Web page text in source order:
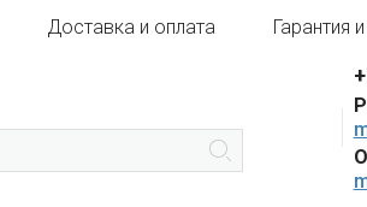
Доставка и оплата Гарантия